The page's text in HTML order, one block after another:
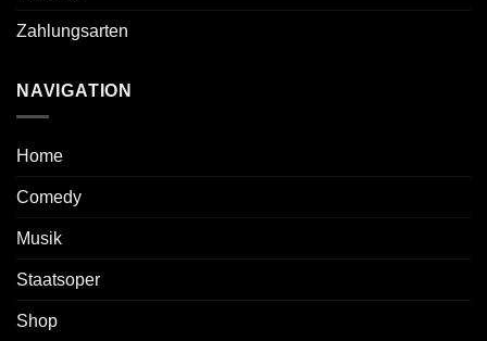
Zahlungsarten
NAVIGATION
Home
Comedy
Musik
Staatsoper
Shop